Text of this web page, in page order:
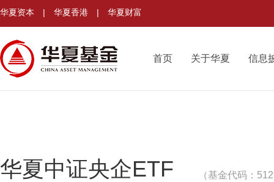
华夏资本 | 华夏香港 | 华夏财富
首页 关于华夏 信息
华夏中证央企ETF （基金代码：